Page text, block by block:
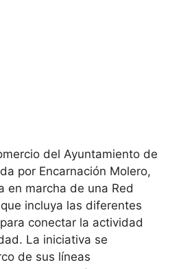
del Ayuntamiento de
por Encarnación Molero,
en marcha de una Red
incluya las diferentes
conectar la actividad
La iniciativa se
de sus líneas